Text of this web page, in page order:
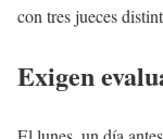
con tres jueces
Exigen